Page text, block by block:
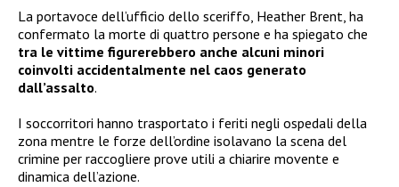
La portavoce dell’ufficio dello sceriffo, Heather Brent, ha
confermato la morte di quattro persone e ha spiegato che
tra le vittime figurerebbero anche alcuni minori
coinvolti accidentalmente nel caos generato
dall’assalto.
I soccorritori hanno trasportato i feriti negli ospedali della
zona mentre le forze dell’ordine isolavano la scena del
crimine per raccogliere prove utili a chiarire movente e
dinamica dell’azione.